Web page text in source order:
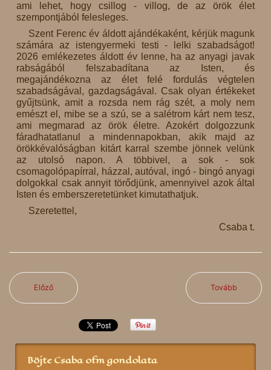
ami lehet, hogy csillog - villog, de az örök élet
szempontjából felesleges.
Szent Ferenc év áldott ajándékaként, kérjük magunk
számára az istengyermeki testi - lelki szabadságot!
2026 emlékezetes áldott év lenne, ha az anyagi javak
rabságából felszabadítana az Isten, és
megajándékozna az élet felé fordulás végtelen
szabadságával, gazdagságával. Csak olyan értékeket
gyűjtsünk, amit a rozsda nem rág szét, a moly nem
emészt el, mibe se a szú, se a salétrom kárt nem tesz,
ami megmarad az örök életre. Azokért dolgozzunk
fáradhatatlanul a mindennapokban, akik majd az
örökkévalóságban kitárt karral szembe jönnek velünk
az utolsó napon. A többivel, a sok - sok
csomagolópapírral, házzal, autóval, ingó - bingó anyagi
dolgokkal csak annyit törődjünk, amennyivel azok által
Isten és emberszeretetünket kimutathatjuk.
Szeretettel,
Csaba t.
Előző Tovább
Böjte Csaba ofm gondolata